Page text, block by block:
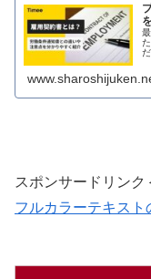
スポンサードリンク
フルカラーテキスト